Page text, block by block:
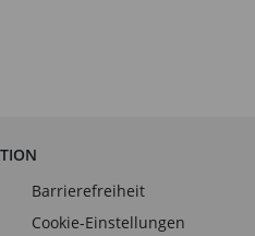
Barrierefreiheit
Cookie-Einstellungen